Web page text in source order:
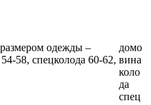
одежды –
58, спецколода 60-62,
домо
вина
коло
да
спец